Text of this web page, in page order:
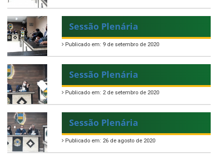
Sessão Plenária
Publicado em: 9 de setembro de 2020
Sessão Plenária
Publicado em: 2 de setembro de 2020
Sessão Plenária
Publicado em: 26 de agosto de 2020